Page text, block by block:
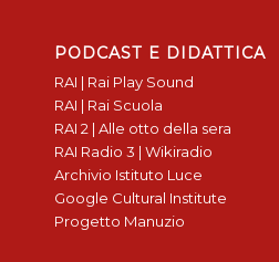
PODCAST E DIDATTICA
RAI | Rai Play Sound
RAI | Rai Scuola
RAI 2 | Alle otto della sera
RAI Radio 3 | Wikiradio
Archivio Istituto Luce
Google Cultural Institute
Progetto Manuzio